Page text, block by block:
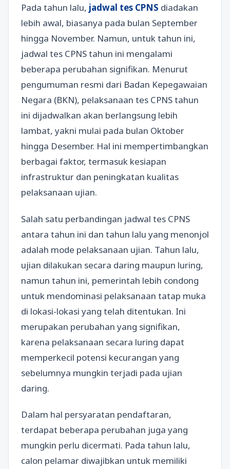
Pada tahun lalu, jadwal tes CPNS diadakan
lebih awal, biasanya pada bulan September
hingga November. Namun, untuk tahun ini,
jadwal tes CPNS tahun ini mengalami
beberapa perubahan signifikan. Menurut
pengumuman resmi dari Badan Kepegawaian
Negara (BKN), pelaksanaan tes CPNS tahun
ini dijadwalkan akan berlangsung lebih
lambat, yakni mulai pada bulan Oktober
hingga Desember. Hal ini mempertimbangkan
berbagai faktor, termasuk kesiapan
infrastruktur dan peningkatan kualitas
pelaksanaan ujian.
Salah satu perbandingan jadwal tes CPNS
antara tahun ini dan tahun lalu yang menonjol
adalah mode pelaksanaan ujian. Tahun lalu,
ujian dilakukan secara daring maupun luring,
namun tahun ini, pemerintah lebih condong
untuk mendominasi pelaksanaan tatap muka
di lokasi-lokasi yang telah ditentukan. Ini
merupakan perubahan yang signifikan,
karena pelaksanaan secara luring dapat
memperkecil potensi kecurangan yang
sebelumnya mungkin terjadi pada ujian
daring.
Dalam hal persyaratan pendaftaran,
terdapat beberapa perubahan juga yang
mungkin perlu dicermati. Pada tahun lalu,
calon pelamar diwajibkan untuk memiliki